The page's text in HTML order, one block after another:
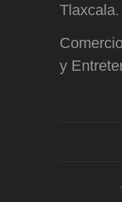
Tlaxcala.
y